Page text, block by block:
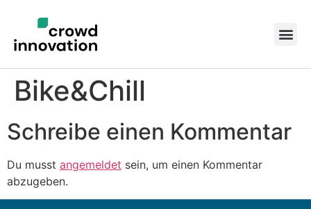
Bike&Chill
Schreibe einen Kommentar
Du musst angemeldet sein, um einen Kommentar
abzugeben.